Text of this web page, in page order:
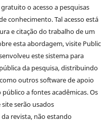
o acesso a pesquisas
conhecimento. Tal acesso está
e citação do trabalho de um
esta abordagem, visite Public
este sistema para
da pesquisa, distribuindo
outros software de apoio
a fontes acadêmicas. Os
serão usados
revista, não estando